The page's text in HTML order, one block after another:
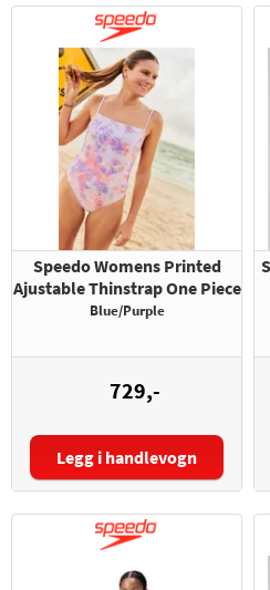
Speedo Womens Printed
Ajustable Thinstrap One Piece
Blue/Purple
729,-
Størrelse:
Legg i handlevogn